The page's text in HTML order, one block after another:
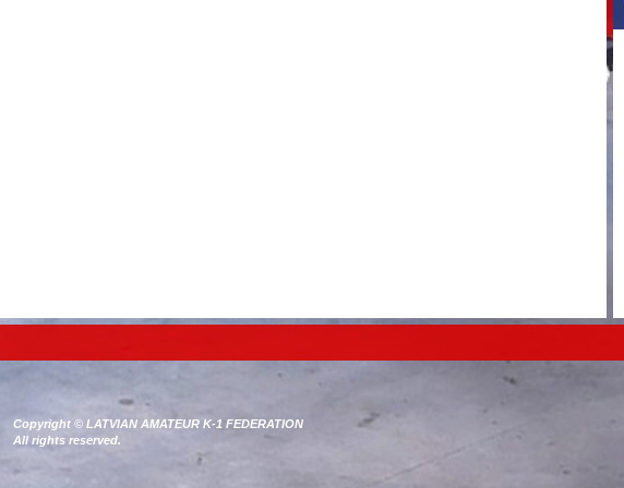
Copyright © LATVIAN AMATEUR K-1 FEDERATION
All rights reserved.